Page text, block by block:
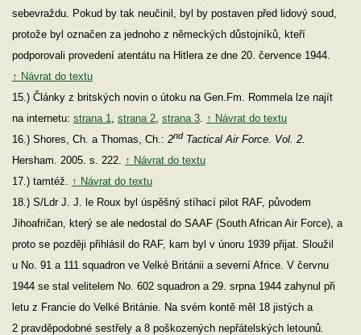
sebevraždu. Pokud by tak neučinil, byl by postaven před lidový soud,
protože byl označen za jednoho z německých důstojníků, kteří
podporovali provedení atentátu na Hitlera ze dne 20. července 1944.
↑ Návrat do textu
15.) Články z britských novin o útoku na Gen.Fm. Rommela lze najít
na internetu: strana 1 strana 2 strana 3 ↑ Návrat do textu
16.) Shores, Ch. a Thomas, Ch.: 2nd Tactical Air Force. Vol. 2.
Hersham. 2005. s. 222. ↑ Návrat do textu
17.) tamtéž. ↑ Návrat do textu
18.) S/Ldr J. J. le Roux byl úspěšný stíhací pilot RAF, původem
Jihoafričan, který se ale nedostal do SAAF (South African Air Force), a
proto se později přihlásil do RAF, kam byl v únoru 1939 přijat. Sloužil
u No. 91 a 111 squadron ve Velké Británii a severní Africe. V červnu
1944 se stal velitelem No. 602 squadron a 29. srpna 1944 zahynul při
letu z Francie do Velké Británie. Na svém kontě měl 18 jistých a
2 pravděpodobné sestřely a 8 poškozených nepřátelských letounů.